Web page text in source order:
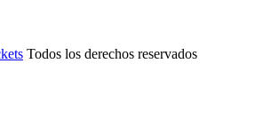
Todos los derechos reservados